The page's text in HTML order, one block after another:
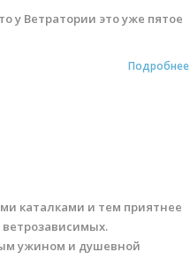
у Ветратории это уже пятое
Подробнее
каталками и тем приятнее
ветрозависимых.
ужином и душевной